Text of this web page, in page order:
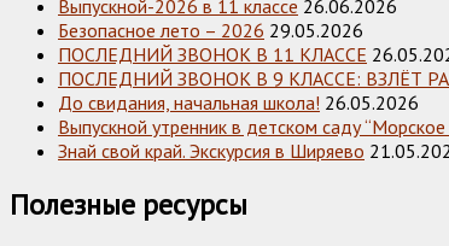
Выпускной-2026 в 11 классе 26.06.2026
Безопасное лето – 2026 29.05.2026
ПОСЛЕДНИЙ ЗВОНОК В 11 КЛАССЕ
ПОСЛЕДНИЙ ЗВОНОК В 9 КЛАССЕ: ВЗЛЁТ
До свидания, начальная школа! 26.05.2026
Выпускной утренник в детском саду
Знай свой край. Экскурсия в Ширяево
Полезные ресурсы